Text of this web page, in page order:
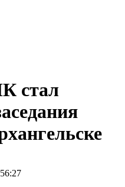
стал